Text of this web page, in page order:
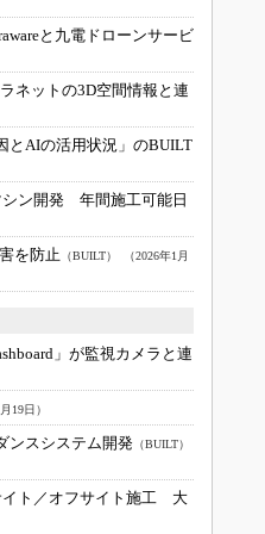
と九電ドローンサービ
ネットの3D空間情報と連
とAIの活用状況」のBUILT
シン開発 年間施工可能日
を防止 （BUILT） （2026年1月
」が監視カメラと連
19日）
ンスシステム開発 （BUILT）
イト／オフサイト施工 大